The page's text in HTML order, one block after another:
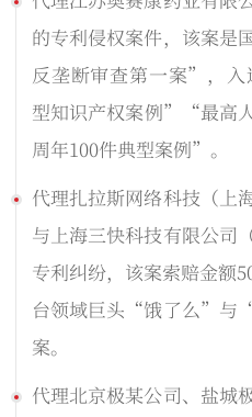
的专利侵权案件，该案是
反垄断审查第一案”，
型知识产权案例”“最高
周年100件典型案例”。
代理扎拉斯网络科技（上
与上海三快科技有限公
专利纠纷，该案索赔金额
台领域巨头“饿了么”与
案。
代理北京极某公司、盐城